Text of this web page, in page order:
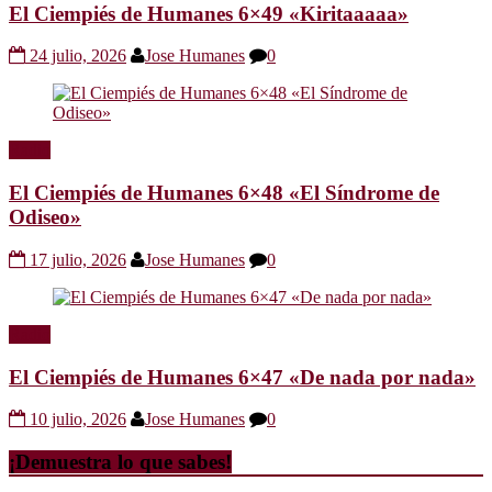
El Ciempiés de Humanes 6×49 «Kiritaaaaa»
24 julio, 2026 Jose Humanes 0
El Ciempiés de Humanes 6×48 «El Síndrome de
Odiseo»
17 julio, 2026 Jose Humanes 0
El Ciempiés de Humanes 6×47 «De nada por nada»
10 julio, 2026 Jose Humanes 0
¡Demuestra lo que sabes!